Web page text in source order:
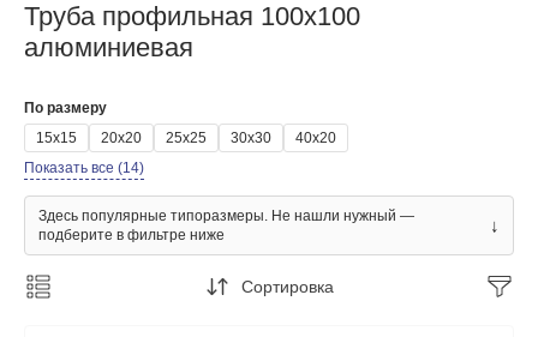
Труба профильная 100х100
алюминиевая
По размеру
15х15
20х20 25х25 30х30
40х20
Показать все (14)
Здесь популярные типоразмеры. Не нашли нужный —
подберите в фильтре ниже
↓
Сортировка